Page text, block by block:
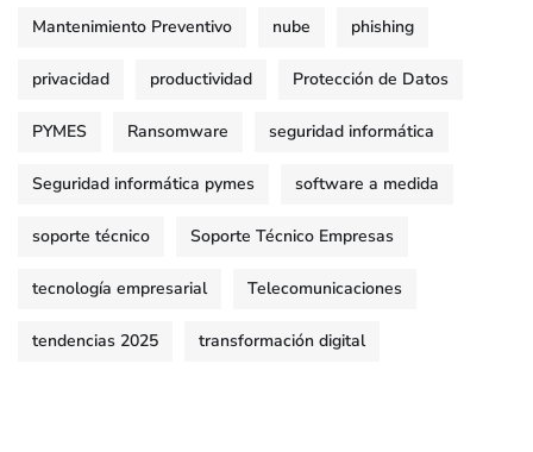
Mantenimiento Preventivo nube phishing
privacidad productividad Protección de Datos
PYMES Ransomware seguridad informática
Seguridad informática pymes software a medida
soporte técnico Soporte Técnico Empresas
tecnología empresarial Telecomunicaciones
tendencias 2025 transformación digital